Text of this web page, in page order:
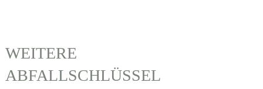
WEITERE
ABFALLSCHLÜSSEL